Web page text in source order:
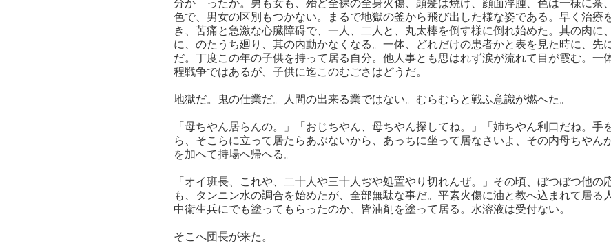
分かゝったか。男も女も、殆ど全裸の全身火傷、頭髪は焼け、顔面浮腫、色は一様に茶
色で、男女の区別もつかない。まるで地獄の釜から飛び出した様な姿である。早く治療
き、苦痛と急激な心臓障碍で、一人、二人と、丸太棒を倒す様に倒れ始めた。其の肉に
に、のたうち廻り、其の内動かなくなる。一体、どれだけの患者かと表を見た時に、先
だ。丁度この年の子供を持って居る自分。他人事とも思はれず涙が流れて目が霞む。一
程戦争ではあるが、子供に迄このむごさはどうだ。
地獄だ。鬼の仕業だ。人間の出来る業ではない。むらむらと戦ふ意識が燃へた。
「母ちやん居らんの。」「おじちやん、母ちやん探してね。」「姉ちやん利口だね。手
ら、そこらに立って居たらあぶないから、あっちに坐って居なさいよ、その内母ちやん
を加へて持場へ帰へる。
「オイ班長、これや、二十人や三十人ぢや処置やり切れんぜ。」その頃、ぼつぼつ他の
も、タンニン水の調合を始めたが、全部無駄な事だ。平素火傷に油と教へ込まれて居る
中衛生兵にでも塗ってもらったのか、皆油剤を塗って居る。水溶液は受付ない。
そこへ団長が来た。